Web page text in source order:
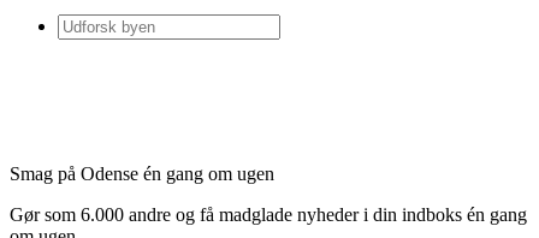
Smag på Odense én gang om ugen
Gør som 6.000 andre og få madglade nyheder i din indboks én gang